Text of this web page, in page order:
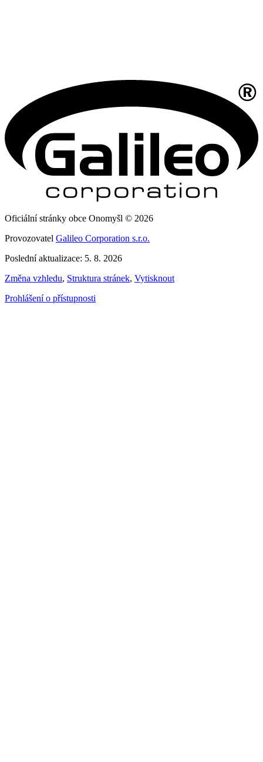
Oficiální stránky obce Onomyšl © 2026
Provozovatel Galileo Corporation s.r.o.
Poslední aktualizace: 5. 8. 2026
Změna vzhledu, Struktura stránek, Vytisknout
Prohlášení o přístupnosti